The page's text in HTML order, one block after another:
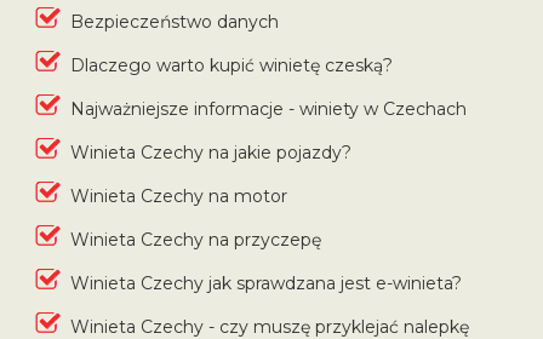
Bezpieczeństwo danych
Dlaczego warto kupić winietę czeską?
Najważniejsze informacje - winiety w Czechach
Winieta Czechy na jakie pojazdy?
Winieta Czechy na motor
Winieta Czechy na przyczepę
Winieta Czechy jak sprawdzana jest e-winieta?
Winieta Czechy - czy muszę przyklejać nalepkę